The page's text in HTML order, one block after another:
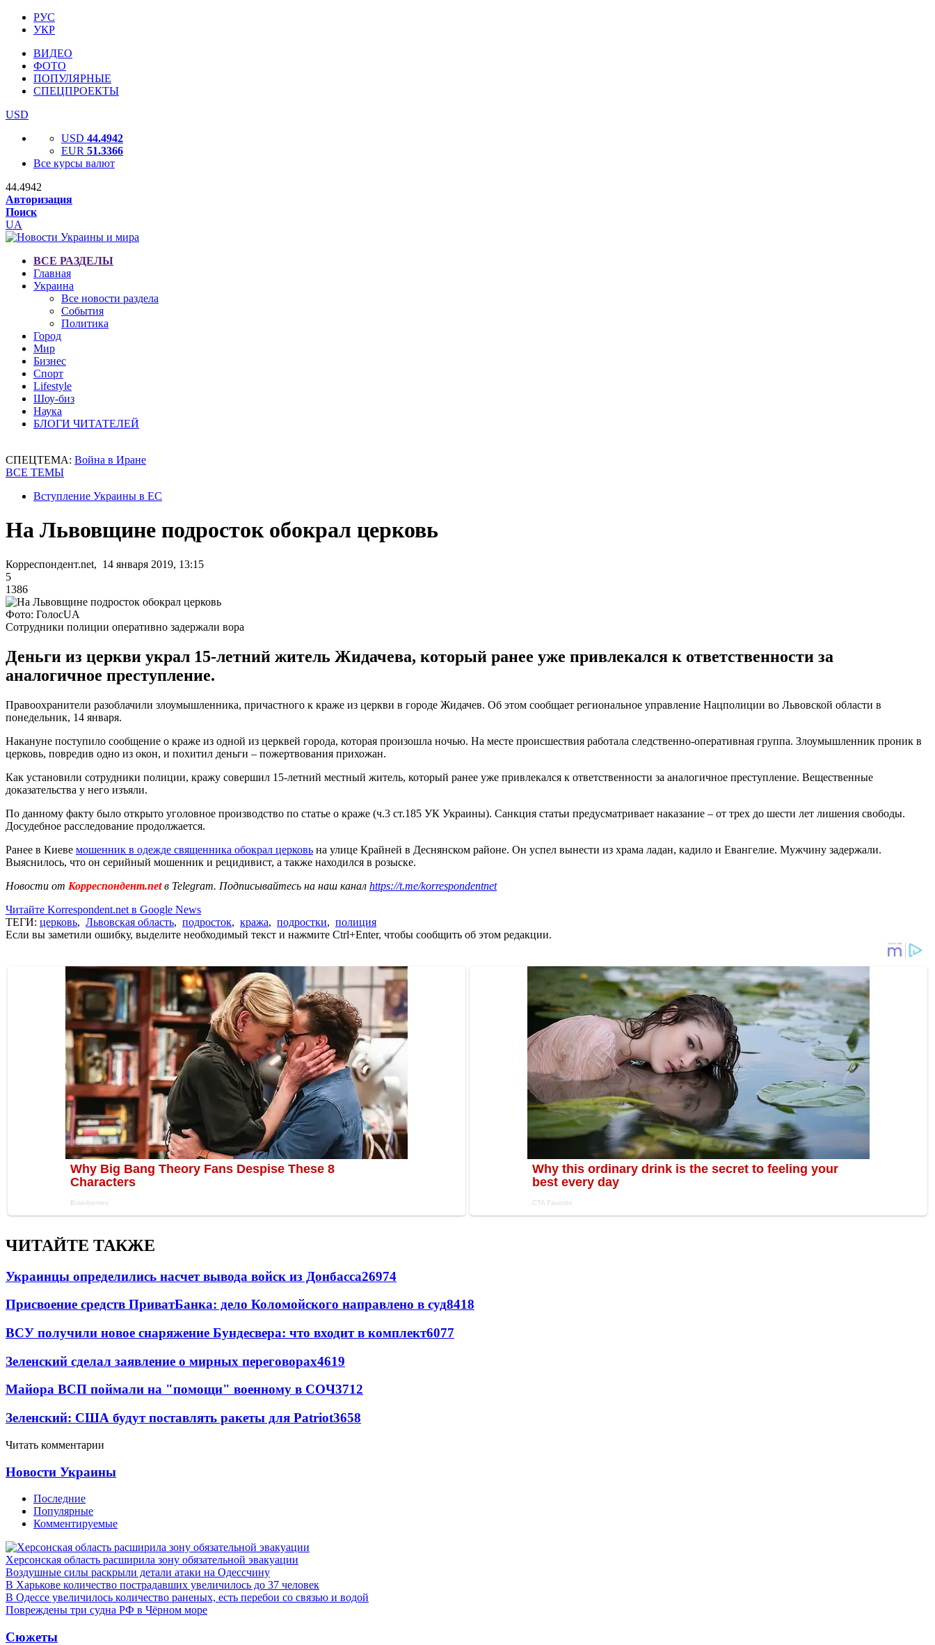
РУС
УКР
ВИДЕО
ФОТО
ПОПУЛЯРНЫЕ
СПЕЦПРОЕКТЫ
USD
USD 44.4942
EUR 51.3366
Все курсы валют
44.4942
Авторизация
Поиск
UA
ВСЕ РАЗДЕЛЫ
Главная
Украина
Все новости раздела
События
Политика
Город
Мир
Бизнес
Спорт
Lifestyle
Шоу-биз
Наука
БЛОГИ ЧИТАТЕЛЕЙ
СПЕЦТЕМА: Война в Иране
ВСЕ ТЕМЫ
Вступление Украины в ЕС
На Львовщине подросток обокрал церковь
Корреспондент.net, 14 января 2019, 13:15
5
1386
Фото: ГолосUA
Сотрудники полиции оперативно задержали вора
Деньги из церкви украл 15-летний житель Жидачева, который ранее уже привлекался к ответственности за
аналогичное преступление.
Правоохранители разоблачили злоумышленника, причастного к краже из церкви в городе Жидачев. Об этом сообщает региональное управление Нацполиции во Львовской области в
понедельник, 14 января.
Накануне поступило сообщение о краже из одной из церквей города, которая произошла ночью. На месте происшествия работала следственно-оперативная группа. Злоумышленник проник в
церковь, повредив одно из окон, и похитил деньги – пожертвования прихожан.
Как установили сотрудники полиции, кражу совершил 15-летний местный житель, который ранее уже привлекался к ответственности за аналогичное преступление. Вещественные
доказательства у него изъяли.
По данному факту было открыто уголовное производство по статье о краже (ч.3 ст.185 УК Украины). Санкция статьи предусматривает наказание – от трех до шести лет лишения свободы.
Досудебное расследование продолжается.
Ранее в Киеве мошенник в одежде священника обокрал церковь на улице Крайней в Деснянском районе. Он успел вынести из храма ладан, кадило и Евангелие. Мужчину задержали.
Выяснилось, что он серийный мошенник и рецидивист, а также находился в розыске.
Новости от Корреспондент.netв Telegram. Подписывайтесь на наш канал https://t.me/korrespondentnet
Читайте Korrespondent.net в Google News
ТЕГИ: церковь, Львовская область, подросток, кража, подростки, полиция
Если вы заметили ошибку, выделите необходимый текст и нажмите Ctrl+Enter, чтобы сообщить об этом редакции.
ЧИТАЙТЕ ТАКЖЕ
Украинцы определились насчет вывода войск из Донбасса26974
Присвоение средств ПриватБанка: дело Коломойского направлено в суд8418
ВСУ получили новое снаряжение Бундесвера: что входит в комплект6077
Зеленский сделал заявление о мирных переговорах4619
Майора ВСП поймали на "помощи" военному в СОЧ3712
Зеленский: США будут поставлять ракеты для Patriot3658
Читать комментарии
Новости Украины
Последние
Популярные
Комментируемые
Херсонская область расширила зону обязательной эвакуации
Воздушные силы раскрыли детали атаки на Одессчину
В Харькове количество пострадавших увеличилось до 37 человек
В Одессе увеличилось количество раненых, есть перебои со связью и водой
Повреждены три судна РФ в Чёрном море
Сюжеты